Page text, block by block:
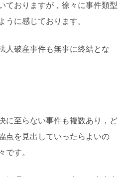
ておりますが，徐々に事件類型
うに感じております。
人破産事件も無事に終結とな
に至らない事件も複数あり，ど
点を見出していったらよいの
です。